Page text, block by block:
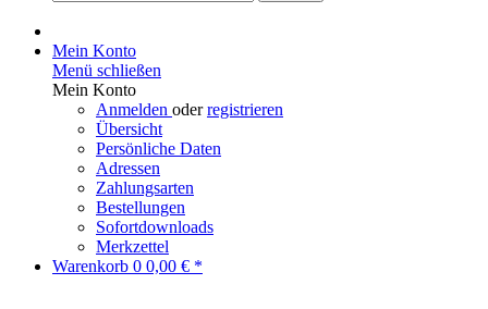
Mein Konto
Menü schließen
Mein Konto
Anmelden oderregistrieren
Übersicht
Persönliche Daten
Adressen
Zahlungsarten
Bestellungen
Sofortdownloads
Merkzettel
Warenkorb 0 0,00 € *